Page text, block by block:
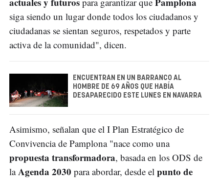
siga siendo un lugar donde todos los ciudadanos y
ciudadanas se sientan seguros, respetados y parte
activa de la comunidad", dicen.
ENCUENTRAN EN UN BARRANCO AL
HOMBRE DE 69 AÑOS QUE HABÍA
DESAPARECIDO ESTE LUNES EN NAVARRA
Asimismo, señalan que el I Plan Estratégico de
Convivencia de Pamplona "nace como una
propuesta transformadora, basada en los ODS de
laAgenda 2030 para abordar, desde el punto de